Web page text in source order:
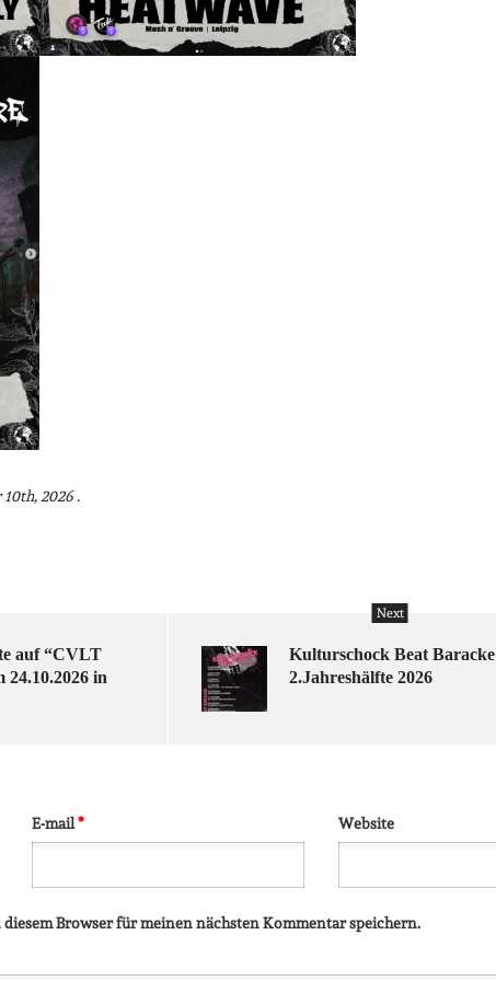
2026 .
auf “CVLT
in
Next
Kulturschock Beat Baracke
2.Jahreshälfte 2026
E-mail* Website
Browser für meinen nächsten Kommentar speichern.